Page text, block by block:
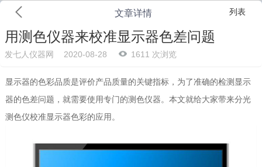
文章详情 列表
用测色仪器来校准显示器色差问题
发七人仪器网 2020-08-28 1611 次浏览
显示器的色彩品质是评价产品质量的关键指标，为了准确的检测显示
器的色差问题，就需要使用专门的测色仪器。本文就给大家带来分光
测色仪校准显示器色彩的应用。